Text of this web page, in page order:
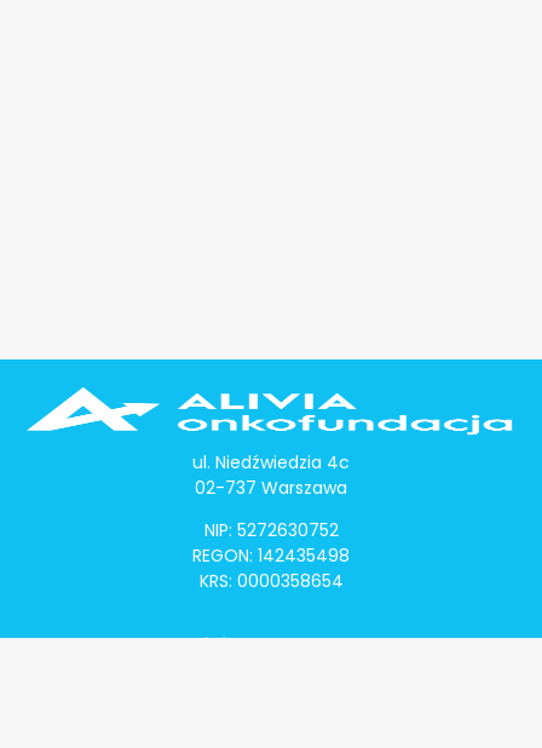
ul. Niedźwiedzia 4c
02-737 Warszawa
NIP: 5272630752
REGON: 142435498
KRS: 0000358654
Alivia Onkomapa